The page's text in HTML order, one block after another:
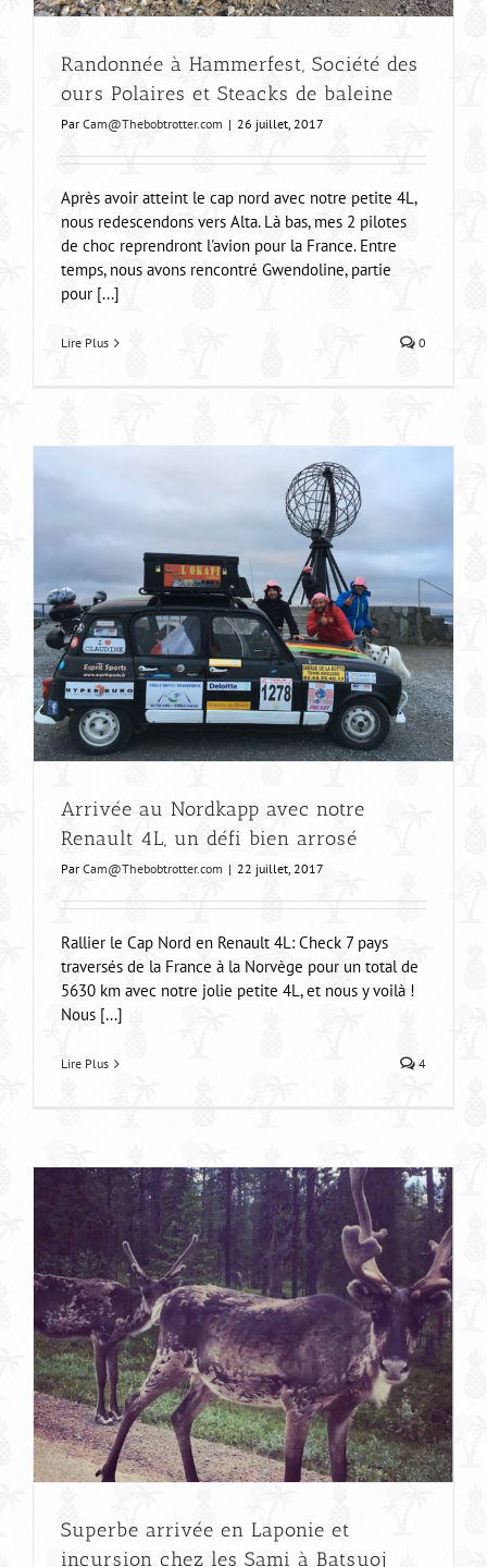
Randonnée à Hammerfest, Société des
ours Polaires et Steacks de baleine
Par Cam@Thebobtrotter.com | 26 juillet, 2017
Après avoir atteint le cap nord avec notre petite 4L,
nous redescendons vers Alta. Là bas, mes 2 pilotes
de choc reprendront l'avion pour la France. Entre
temps, nous avons rencontré Gwendoline, partie
pour [...]
Lire Plus 0
Arrivée au Nordkapp avec notre
Renault 4L, un défi bien arrosé
Par Cam@Thebobtrotter.com | 22 juillet, 2017
Rallier le Cap Nord en Renault 4L: Check 7 pays
traversés de la France à la Norvège pour un total de
5630 km avec notre jolie petite 4L, et nous y voilà !
Nous [...]
Lire Plus 4
Superbe arrivée en Laponie et
incursion chez les Sami à Batsuoj